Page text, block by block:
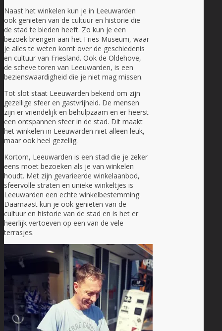
Naast het winkelen kun je in Leeuwarden
ook genieten van de cultuur en historie die
de stad te bieden heeft. Zo kun je een
bezoek brengen aan het Fries Museum, waar
je alles te weten komt over de geschiedenis
en cultuur van Friesland. Ook de Oldehove,
de scheve toren van Leeuwarden, is een
bezienswaardigheid die je niet mag missen.
Tot slot staat Leeuwarden bekend om zijn
gezellige sfeer en gastvrijheid. De mensen
zijn er vriendelijk en behulpzaam en er heerst
een ontspannen sfeer in de stad. Dit maakt
het winkelen in Leeuwarden niet alleen leuk,
maar ook heel gezellig.
Kortom, Leeuwarden is een stad die je zeker
eens moet bezoeken als je van winkelen
houdt. Met zijn gevarieerde winkelaanbod,
sfeervolle straten en unieke winkeltjes is
Leeuwarden een echte winkelbestemming.
Daarnaast kun je ook genieten van de
cultuur en historie van de stad en is het er
heerlijk vertoeven op een van de vele
terrasjes.